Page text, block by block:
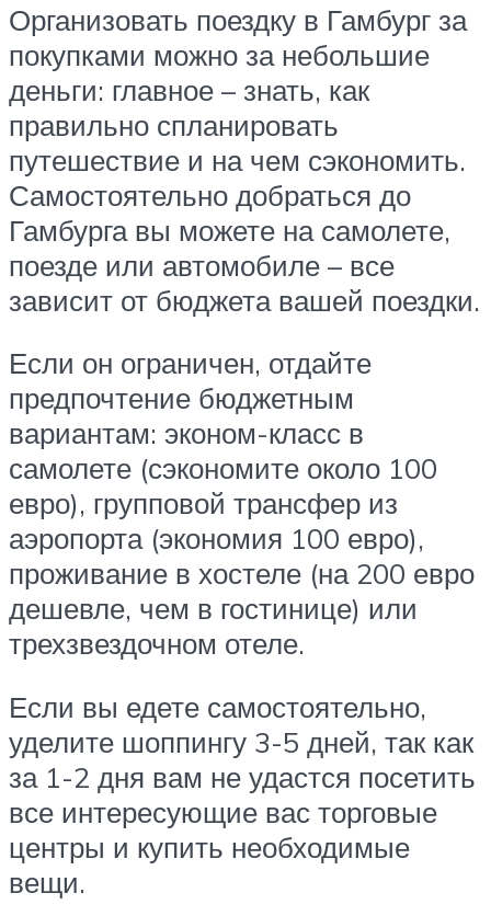
Организовать поездку в Гамбург за
покупками можно за небольшие
деньги: главное – знать, как
правильно спланировать
путешествие и на чем сэкономить.
Самостоятельно добраться до
Гамбурга вы можете на самолете,
поезде или автомобиле – все
зависит от бюджета вашей поездки.
Если он ограничен, отдайте
предпочтение бюджетным
вариантам: эконом-класс в
самолете (сэкономите около 100
евро), групповой трансфер из
аэропорта (экономия 100 евро),
проживание в хостеле (на 200 евро
дешевле, чем в гостинице) или
трехзвездочном отеле.
Если вы едете самостоятельно,
уделите шоппингу 3-5 дней, так как
за 1-2 дня вам не удастся посетить
все интересующие вас торговые
центры и купить необходимые
вещи.